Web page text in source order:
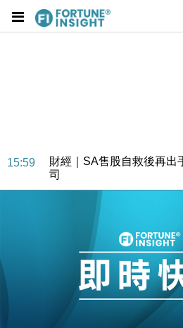
15:59
財經｜SA售股自救後再
司
財經｜精星香港夥菜鳥拓
地產｜大酒店中期轉賺
國際｜特朗普赴洛杉磯高
12:30
財經｜香港7月PMI回落至